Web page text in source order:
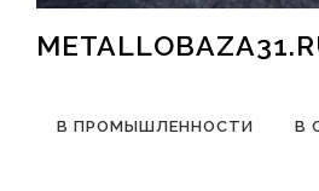
В ПРОМЫШЛЕННОСТИ В